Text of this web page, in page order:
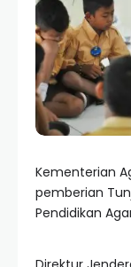
Kementerian
pemberian
Pendidikan